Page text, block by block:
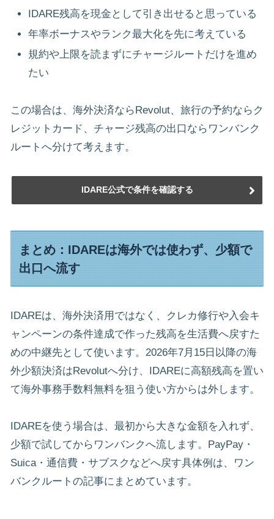
IDARE残高を現金として引き出せると思っている
年率ボーナスやランク最大化を先に考えている
規約や上限を読まずにチャージルートだけを進め
たい
この場合は、海外決済ならRevolut、旅行の予約ならク
レジットカード、チャージ残高の出口ならワンバンク
ルートへ分けて考えます。
IDARE公式で条件を確認する
まとめ：IDAREは海外では使わず、少額で
出口へ流す
IDAREは、海外決済用ではなく、クレカ修行や入会キ
ャンペーンの条件達成で作った残高を生活費へ戻すた
めの中継先として使います。2026年7月15日以降の海
外少額決済はRevolutへ分け、IDAREに高額残高を置い
て海外事務手数料無料を狙う使い方からは外します。
IDAREを使う場合は、最初から大きな金額を入れず、
少額で試してからワンバンクへ流します。PayPay・
Suica・通信費・サブスクなどへ戻す具体例は、ワン
バンクルートの記事にまとめています。